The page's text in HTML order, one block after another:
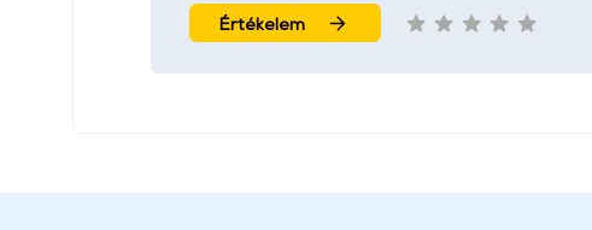
Értékelem